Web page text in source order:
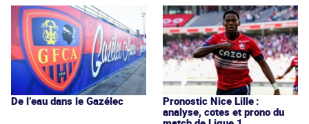
De l’eau dans le Gazélec
Pronostic Nice Lille :
analyse, cotes et prono du